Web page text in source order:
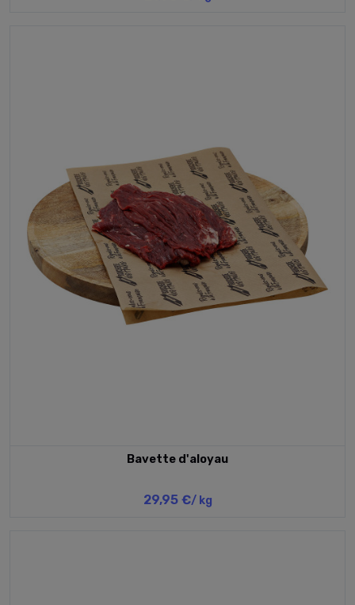
Bavette d'aloyau
29,95 €/ kg